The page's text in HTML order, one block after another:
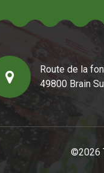
Route de la
49800 Brain
©2026